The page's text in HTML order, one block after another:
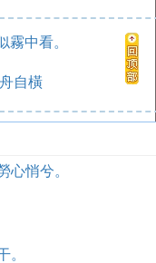
霧中看。
自橫
心悄兮。
。